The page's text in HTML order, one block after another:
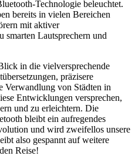
Technologie beleuchtet.
bereits in vielen Bereichen
mit aktiver
smarten Lautsprechern und
in die vielversprechende
präzisere
Verwandlung von Städten in
Entwicklungen versprechen,
und zu erleichtern. Die
bleibt ein aufregendes
und wird zweifellos unsere
also gespannt auf weitere
Reise!